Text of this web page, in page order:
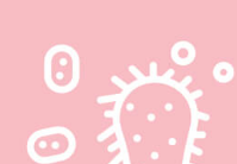
la circulación